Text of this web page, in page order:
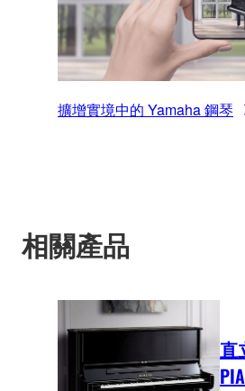
擴增實境中的 Yamaha 鋼琴
相關產品
直